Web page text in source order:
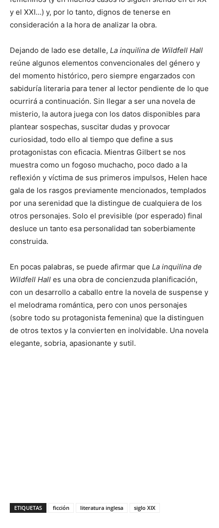
y el XXI…) y, por lo tanto, dignos de tenerse en
consideración a la hora de analizar la obra.
Dejando de lado ese detalle, La inquilina de Wildfell Hall
reúne algunos elementos convencionales del género y
del momento histórico, pero siempre engarzados con
sabiduría literaria para tener al lector pendiente de lo que
ocurrirá a continuación. Sin llegar a ser una novela de
misterio, la autora juega con los datos disponibles para
plantear sospechas, suscitar dudas y provocar
curiosidad, todo ello al tiempo que define a sus
protagonistas con eficacia. Mientras Gilbert se nos
muestra como un fogoso muchacho, poco dado a la
reflexión y víctima de sus primeros impulsos, Helen hace
gala de los rasgos previamente mencionados, templados
por una serenidad que la distingue de cualquiera de los
otros personajes. Solo el previsible (por esperado) final
desluce un tanto esa personalidad tan soberbiamente
construida.
En pocas palabras, se puede afirmar que La inquilina de
Wildfell Hall es una obra de concienzuda planificación,
con un desarrollo a caballo entre la novela de suspense y
el melodrama romántica, pero con unos personajes
(sobre todo su protagonista femenina) que la distinguen
de otros textos y la convierten en inolvidable. Una novela
elegante, sobria, apasionante y sutil.
ETIQUETAS ficción literatura inglesa siglo XIX